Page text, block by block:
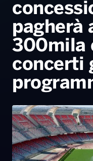
Radio
Battiti Live
Gallery
pagherà
300mila
concerti